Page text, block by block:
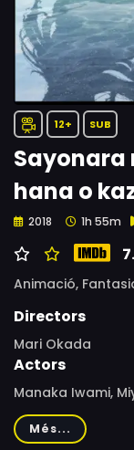
12+ SUB
Sayonara
hana o
2018 1h 55m
Animació,
Directors
Mari Okada
Actors
Manaka Iwami,
Kaji, Yoshimasa
Sawashiro,
Més...